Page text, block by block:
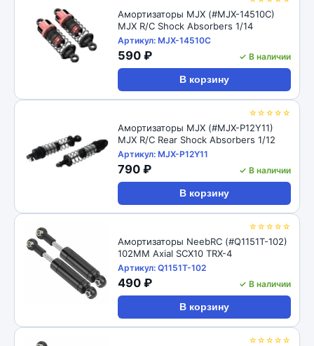
Амортизаторы MJX (#MJX-14510C)
MJX R/C Shock Absorbers 1/14
Артикул: MJX-14510C
590 ₽ ✓ В наличии
В корзину
☆☆☆☆☆
Амортизаторы MJX (#MJX-P12Y11)
MJX R/C Rear Shock Absorbers 1/12
Артикул: MJX-P12Y11
790 ₽ ✓ В наличии
В корзину
☆☆☆☆☆
Амортизаторы NeebRC (#Q1151T-102)
102MM Axial SCX10 TRX-4
Артикул: Q1151T-102
490 ₽ ✓ В наличии
В корзину
☆☆☆☆☆